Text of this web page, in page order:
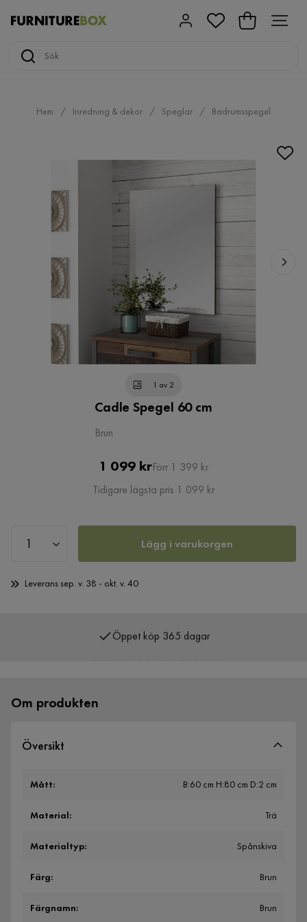
Hem Inredning & dekor Speglar Badrumsspegel
1 av 2
Cadle Spegel 60 cm
Brun
Pris
1 099 krOriginal
Pris
Förr 1 399 kr
Tidigare lägsta pris 1 099 kr
Lägg i varukorgen
Leverans sep. v. 38 - okt. v. 40
Över 400 000 nöjda kunder
Om produkten
Översikt
Mått: B:60 cm H:80 cm D:2 cm
Material: Trä
Materialtyp: Spånskiva
Färg: Brun
Färgnamn: Brun